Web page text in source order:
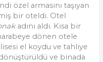
özel armasını taşıyan
bir oteldi. Otel
adını aldı. Kısa bir
dönen otele
el koydu ve tahliye
ve binada